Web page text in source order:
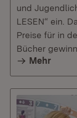
und
LESEN“ ein.
Preise für in
Bücher
Mehr